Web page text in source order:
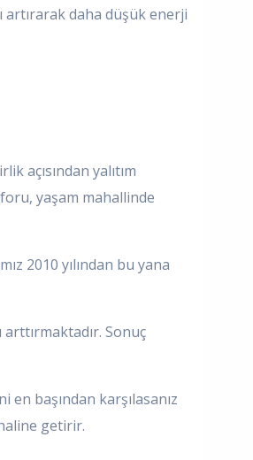
artırarak daha düşük enerji
açısından yalıtım
yaşam mahallinde
2010 yılından bu yana
Sonuç
başından karşılasanız
getirir.